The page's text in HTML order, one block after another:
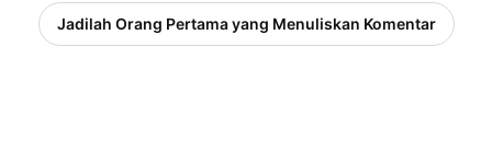
Jadilah Orang Pertama yang Menuliskan Komentar